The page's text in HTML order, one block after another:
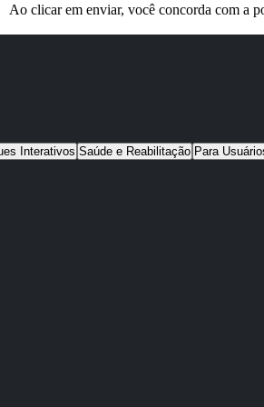
Ao clicar em enviar, você concorda com a
Interativos Saúde e Reabilitação Para